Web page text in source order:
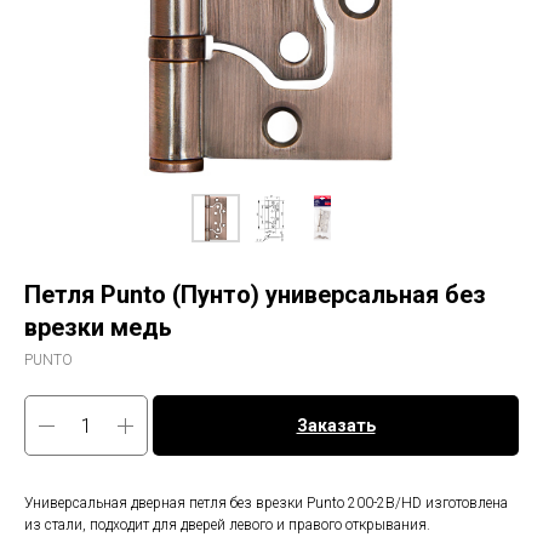
Петля Punto (Пунто) универсальная без
врезки медь
PUNTO
Заказать
Универсальная дверная петля без врезки Punto 200-2B/HD изготовлена
из стали, подходит для дверей левого и правого открывания.